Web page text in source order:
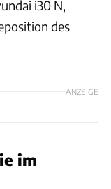
i30 N,
des
ANZEIGE
im